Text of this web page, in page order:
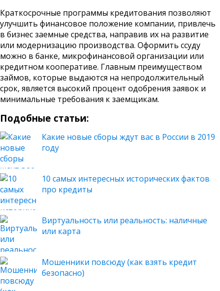
Краткосрочные программы кредитования позволяют
улучшить финансовое положение компании, привлечь
в бизнес заемные средства, направив их на развитие
или модернизацию производства. Оформить ссуду
можно в банке, микрофинансовой организации или
кредитном кооперативе. Главным преимуществом
займов, которые выдаются на непродолжительный
срок, является высокий процент одобрения заявок и
минимальные требования к заемщикам.
Подобные статьи:
Какие новые сборы ждут вас в России в 2019
году
10 самых интересных исторических фактов
про кредиты
Виртуальность или реальность: наличные
или карта
Мошенники повсюду (как взять кредит
безопасно)